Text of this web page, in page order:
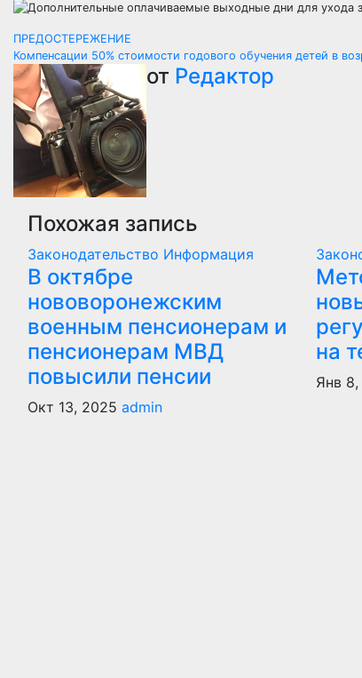
Навигация
по
записям
ПРЕДОСТЕРЕЖЕНИЕ
Компенсации 50% стоимости годового обучения детей в
от Редактор
Похожая запись
Законодательство Информация
В октябре
нововоронежским
военным пенсионерам и
пенсионерам МВД
повысили пенсии
Окт 13, 2025 admin
на
Янв